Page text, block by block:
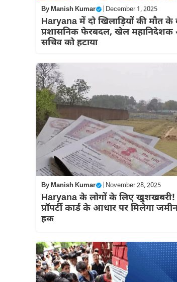
ByManish Kumar December 1, 2025
Haryana में दो खिलाड़ियों की मौत के
प्रशासनिक फेरबदल, खेल महानिदेशक
सचिव को हटाया
ByManish Kumar November 28, 2025
Haryana के लोगों के लिए खुशखबरी!
प्रॉपर्टी कार्ड के आधार पर मिलेगा
हक